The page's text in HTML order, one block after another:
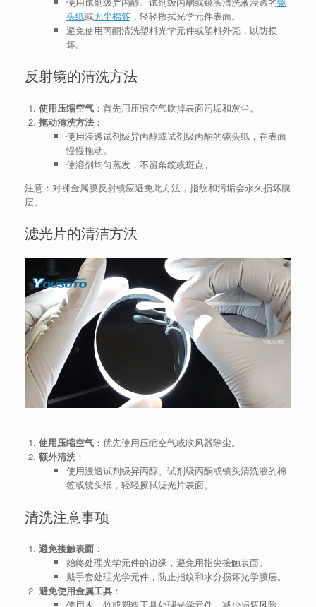
头纸或无尘棉签，轻轻擦拭光学元件表面。
避免使用丙酮清洗塑料光学元件或塑料外壳，以防损
坏。
反射镜的清洗方法
使用压缩空气：首先用压缩空气吹掉表面污垢和灰尘。
拖动清洗方法：
使用浸透试剂级异丙醇或试剂级丙酮的镜头纸，在表面
慢慢拖动。
使溶剂均匀蒸发，不留条纹或斑点。
注意：对裸金属膜反射镜应避免此方法，指纹和污垢会永久损坏膜
层。
滤光片的清洁方法
使用压缩空气：优先使用压缩空气或吹风器除尘。
额外清洗：
使用浸透试剂级异丙醇、试剂级丙酮或镜头清洗液的棉
签或镜头纸，轻轻擦拭滤光片表面。
清洗注意事项
避免接触表面：
始终处理光学元件的边缘，避免用指尖接触表面。
戴手套处理光学元件，防止指纹和水分损坏光学膜层。
避免使用金属工具：